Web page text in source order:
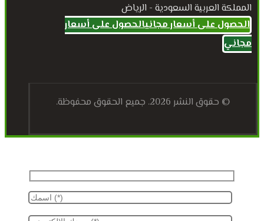
المملكة العربية السعودية - الرياض
الحصول على أسعار مجانيالحصول على أسعار
مجاني
© حقوق النشر 2026. جميع الحقوق محفوظة.